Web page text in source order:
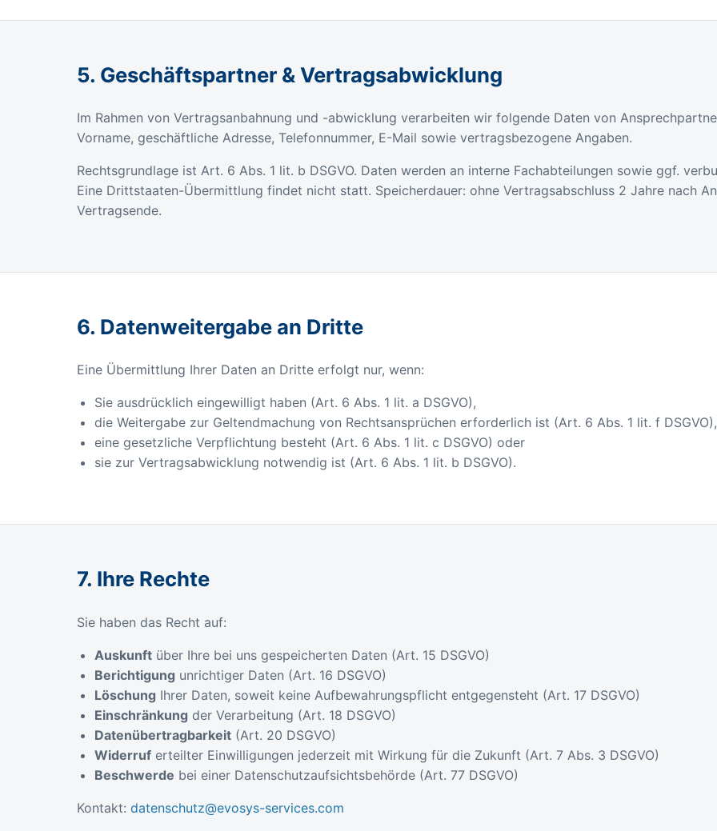
5. Geschäftspartner & Vertragsabwicklung
Im Rahmen von Vertragsanbahnung und -abwicklung verarbeiten wir folgende Daten von
Vorname, geschäftliche Adresse, Telefonnummer, E-Mail sowie vertragsbezogene Angaben.
Rechtsgrundlage ist Art. 6 Abs. 1 lit. b DSGVO. Daten werden an interne Fachabteilungen sowie ggf.
Eine Drittstaaten-Übermittlung findet nicht statt. Speicherdauer: ohne Vertragsabschluss 2 Jahre nach
Vertragsende.
6. Datenweitergabe an Dritte
Eine Übermittlung Ihrer Daten an Dritte erfolgt nur, wenn:
Sie ausdrücklich eingewilligt haben (Art. 6 Abs. 1 lit. a DSGVO),
die Weitergabe zur Geltendmachung von Rechtsansprüchen erforderlich ist (Art. 6 Abs. 1 lit. f DSGVO),
eine gesetzliche Verpflichtung besteht (Art. 6 Abs. 1 lit. c DSGVO) oder
sie zur Vertragsabwicklung notwendig ist (Art. 6 Abs. 1 lit. b DSGVO).
7. Ihre Rechte
Sie haben das Recht auf:
Auskunft über Ihre bei uns gespeicherten Daten (Art. 15 DSGVO)
Berichtigung unrichtiger Daten (Art. 16 DSGVO)
Löschung Ihrer Daten, soweit keine Aufbewahrungspflicht entgegensteht (Art. 17 DSGVO)
Einschränkung der Verarbeitung (Art. 18 DSGVO)
Datenübertragbarkeit (Art. 20 DSGVO)
Widerruf erteilter Einwilligungen jederzeit mit Wirkung für die Zukunft (Art. 7 Abs. 3 DSGVO)
Beschwerde bei einer Datenschutzaufsichtsbehörde (Art. 77 DSGVO)
Kontakt: datenschutz@evosys-services.com